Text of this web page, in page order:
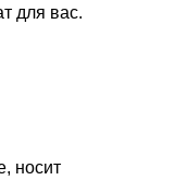
для вас.
носит